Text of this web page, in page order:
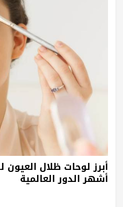
أشهر الدور العالمية